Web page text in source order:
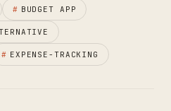
# BUDGET APP
# EXPENSE-TRACKING